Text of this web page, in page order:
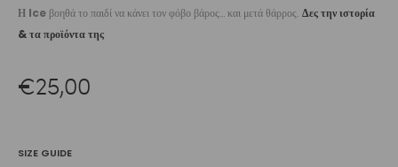
Η Ice βοηθά το παιδί να κάνει τον φόβο βάρος… και μετά θάρρος. Δες την ιστορία
& τα προϊόντα της
€25,00
SIZE GUIDE